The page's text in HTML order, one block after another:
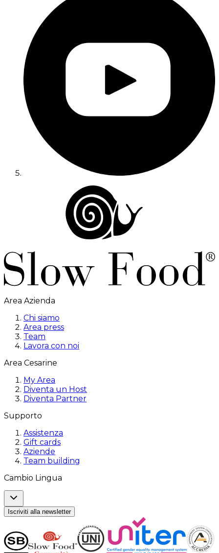
Area Azienda
Chi siamo
Area press
Team
Lavora con noi
Area Cesarine
My Area
Diventa un Host
Diventa Partner
Supporto
Assistenza
Gift cards
Aziende
Team building
Cambio Lingua
Iscriviti alla newsletter